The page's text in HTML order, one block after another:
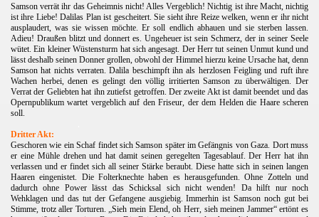
Samson verrät ihr das Geheimnis nicht! Alles Vergeblich! Nichtig ist ihre Macht, nichtig
ist ihre Liebe! Dalilas Plan ist gescheitert. Sie sieht ihre Reize welken, wenn er ihr nicht
ausplaudert, was sie wissen möchte. Er soll endlich abhauen und sie sterben lassen.
Adieu! Draußen blitzt und donnert es. Ungeheuer ist sein Schmerz, der in seiner Seele
wütet. Ein kleiner Wüstensturm hat sich angesagt. Der Herr tut seinen Unmut kund und
lässt deshalb seinen Donner grollen, obwohl der Himmel hierzu keine Ursache hat, denn
Samson hat nichts verraten. Dalila beschimpft ihn als herzlosen Feigling und ruft ihre
Wachen herbei, denen es gelingt den völlig irritierten Samson zu überwältigen. Der
Verrat der Geliebten hat ihn zutiefst getroffen. Der zweite Akt ist damit beendet und das
Opernpublikum wartet vergeblich auf den Friseur, der dem Helden die Haare scheren
soll.
Dritter Akt:
Geschoren wie ein Schaf findet sich Samson später im Gefängnis von Gaza. Dort muss
er eine Mühle drehen und hat damit seinen geregelten Tagesablauf. Der Herr hat ihn
verlassen und er findet sich all seiner Stärke beraubt. Diese hatte sich in seinen langen
Haaren eingenistet. Die Folterknechte haben es herausgefunden. Ohne Zotteln und
dadurch ohne Power lässt das Schicksal sich nicht wenden! Da hilft nur noch
Wehklagen und das tut der Gefangene ausgiebig. Immerhin ist Samson noch gut bei
Stimme, trotz aller Torturen. „Sieh mein Elend, oh Herr, sieh meinen Jammer“ ertönt es